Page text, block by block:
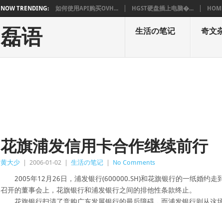
NOW TRENDING: 如何使用API购买OVH... HGST硬盘插上电脑�...
磊语 生活の笔记 奇文
花旗浦发信用卡合作继续前行
黄大少 2006-01-02 生活の笔记 No Comments
2005年12月26日，浦发银行(600000.SH)和花旗银行的一纸婚约走
召开的董事会上，花旗银行和浦发银行之间的排他性条款终止。